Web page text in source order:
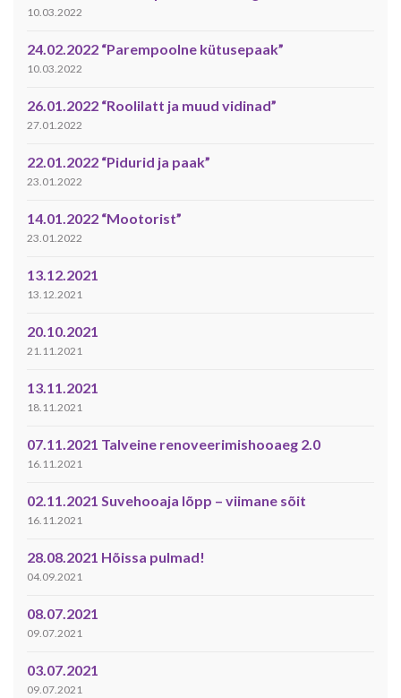
10.03.2022
24.02.2022 “Parempoolne kütusepaak”
10.03.2022
26.01.2022 “Roolilatt ja muud vidinad”
27.01.2022
22.01.2022 “Pidurid ja paak”
23.01.2022
14.01.2022 “Mootorist”
23.01.2022
13.12.2021
13.12.2021
20.10.2021
21.11.2021
13.11.2021
18.11.2021
07.11.2021 Talveine renoveerimishooaeg 2.0
16.11.2021
02.11.2021 Suvehooaja lõpp – viimane sõit
16.11.2021
28.08.2021 Hõissa pulmad!
04.09.2021
08.07.2021
09.07.2021
03.07.2021
09.07.2021